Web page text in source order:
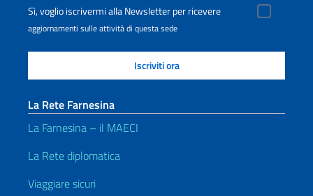
Sì, voglio iscrivermi alla Newsletter per ricevere
aggiornamenti sulle attività di questa sede
La Rete Farnesina
La Farnesina – il MAECI
La Rete diplomatica
Viaggiare sicuri